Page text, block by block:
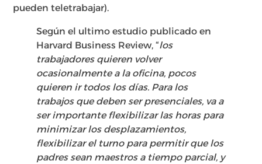
pueden teletrabajar).
Según el ultimo estudio publicado en
Harvard Business Review, “los
trabajadores quieren volver
ocasionalmente a la oficina, pocos
quieren ir todos los días. Para los
trabajos que deben ser presenciales, va a
ser importante flexibilizar las horas para
minimizar los desplazamientos,
flexibilizar el turno para permitir que los
padres sean maestros a tiempo parcial, y